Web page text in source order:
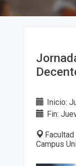
Inicio:
Fin:
Campus